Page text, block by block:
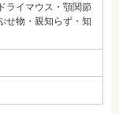
ライマウス・顎関節
せ物・親知らず・知